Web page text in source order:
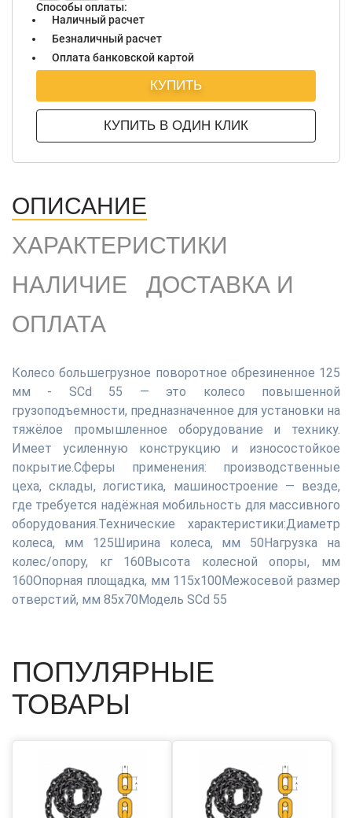
Способы оплаты:
Наличный расчет
Безналичный расчет
Оплата банковской картой
КУПИТЬ
КУПИТЬ В ОДИН КЛИК
ОПИСАНИЕ
ХАРАКТЕРИСТИКИ
НАЛИЧИЕ
ДОСТАВКА И
ОПЛАТА
Колесо большегрузное поворотное обрезиненное 125
мм - SCd 55 — это колесо повышенной
грузоподъемности, предназначенное для установки на
тяжёлое промышленное оборудование и технику.
Имеет усиленную конструкцию и износостойкое
покрытие.Сферы применения: производственные
цеха, склады, логистика, машиностроение — везде,
где требуется надёжная мобильность для массивного
оборудования.Технические характеристики:Диаметр
колеса, мм 125Ширина колеса, мм 50Нагрузка на
колес/опору, кг 160Высота колесной опоры, мм
160Опорная площадка, мм 115х100Межосевой размер
отверстий, мм 85х70Модель SCd 55
ПОПУЛЯРНЫЕ
ТОВАРЫ